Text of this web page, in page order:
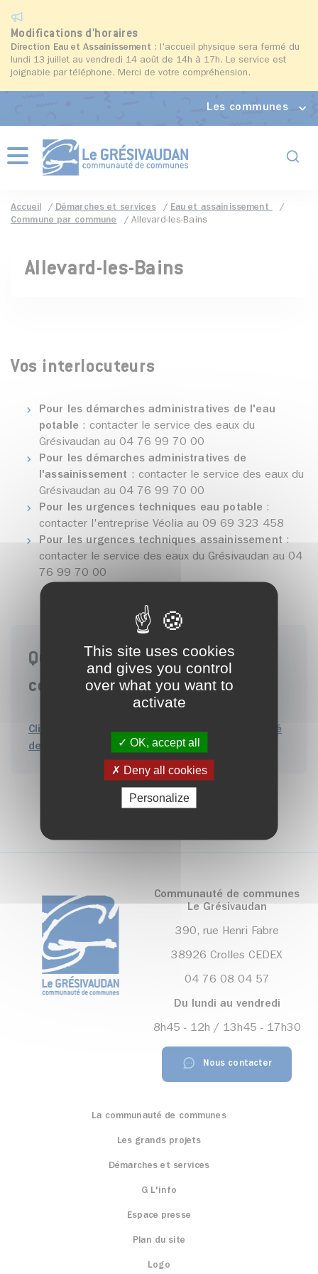
This site uses cookies
and gives you control
over what you want to
activate
OK, accept all
Deny all cookies
Personalize
Modifications d'horaires
Direction Eau et Assainissement : l'accueil physique sera fermé du
lundi 13 juillet au vendredi 14 août de 14h à 17h. Le service est
joignable par téléphone. Merci de votre compréhension.
Les communes
Menu
Accueil Démarches et services
Eau et assainissement
Commune par commune
Allevard-les-Bains
Allevard-les-Bains
Vos interlocuteurs
Pour les démarches administratives de l'eau
potable : contacter le service des eaux du
Grésivaudan au 04 76 99 70 00
Pour les démarches administratives de
l'assainissement : contacter le service des eaux du
Grésivaudan au 04 76 99 70 00
Pour les urgences techniques eau potable :
contacter l'entreprise Véolia au 09 69 323 458
Pour les urgences techniques assainissement :
contacter le service des eaux du Grésivaudan au 04
76 99 70 00
Qualité de l'eau dans votre
commune
Cliquez ici pour connaitre la qualité et la dureté
de l'eau dans votre commune
Communauté de communes
Le Grésivaudan
390, rue Henri Fabre
38926 Crolles CEDEX
04 76 08 04 57
Du lundi au vendredi
8h45 - 12h / 13h45 - 17h30
Nous contacter
La communauté de communes
Les grands projets
Démarches et services
G L'info
Espace presse
Plan du site
Logo